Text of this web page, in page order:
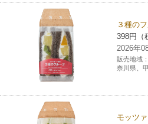
行政サービス
学び・教育
オンラインフォトサービス
コインランドリー（店舗限定）
宅配ロッカー（店舗限定）
自転車シェアリング（店舗限定）
データで見るセブン‐イレブン
セブン‐イレブンの「商品力」
セブン-イレブンの横顔
セブン-イレブンの歴史
報告書ライブラリー
한국어(서비스)
ภาษาไทย(บริการ)
３種の
398円（
2026年
販売地域：
奈川県、
モッツ